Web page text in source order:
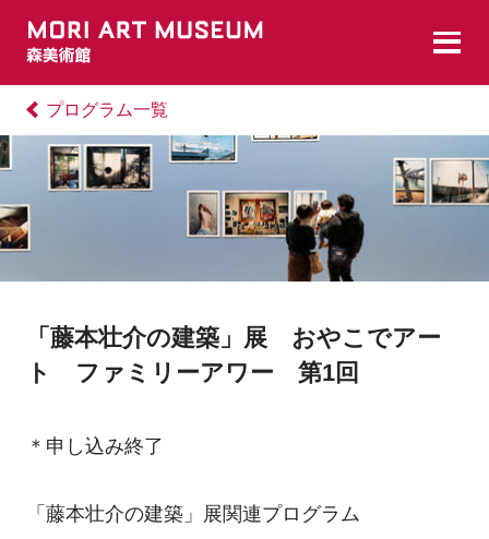
プログラム一覧
「藤本壮介の建築」展 おやこでアー
ト ファミリーアワー 第1回
＊申し込み終了
「藤本壮介の建築」展関連プログラム